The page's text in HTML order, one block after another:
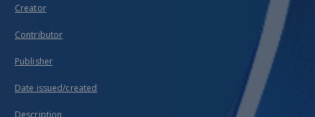
Creator
Contributor
Publisher
Date issued/created
Description